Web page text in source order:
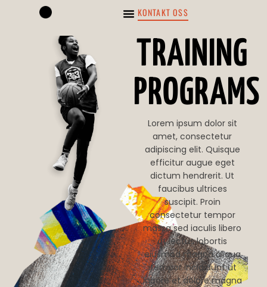
KONTAKT OSS
TRAINING
PROGRAMS
Lorem ipsum dolor sit
amet, consectetur
adipiscing elit. Quisque
efficitur augue eget
dictum hendrerit. Ut
faucibus ultrices
suscipit. Proin
consectetur tempor
massa sed iaculis libero
at lectus lobortis
eiusmod magna aliqua
itempor incididunt ut
labore et dolore magna